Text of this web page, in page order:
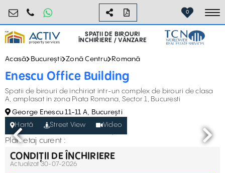
birouri@activpropertyservices.ro
0724.584.442 0
SPAȚII DE BIROURI
ÎNCHIRIERE / VÂNZARE
Acasă București Zonă Centru Romană
Enescu Office Building
Spatii de birouri de inchiriat intr-un complex de birouri de clasa
A, amplasat in zona Piata Romana, Sector 1, Bucuresti
George Enescu 11-11 A, București
Hartă
Street View Video
Plan etaj curent :
CONDIȚII DE ÎNCHIRIERE
Actualizat 30-07-2026